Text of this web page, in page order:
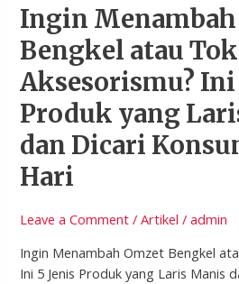
Ingin
Bengkel atau
Aksesorismu? Ini
Produk yang
dan Dicari
Hari
Leave a Comment /Artikel /admin
Ingin Menambah Omzet Bengkel
Ini 5 Jenis Produk yang Laris Manis
Produk
yang
Laris
Manis
dan
Dicari
Konsumen
Setiap
Hari